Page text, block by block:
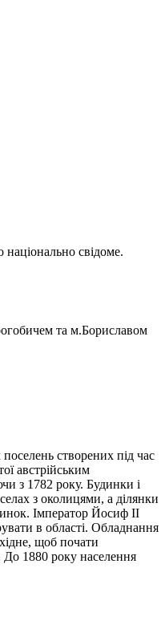
свідоме.
та м.Бориславом
створених під час
австрійським
з 1782 року. Будинки і
з околицями, а ділянки
Імператор Йосиф II
в області. Обладнання
щоб почати
До 1880 року населення